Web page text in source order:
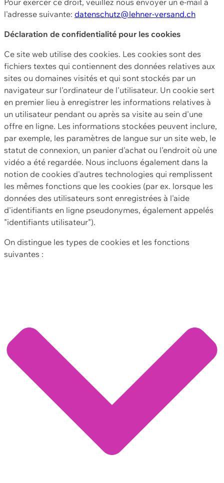
l'adresse suivante: datenschutz@lehner-versand.ch
Déclaration de confidentialité pour les cookies
Ce site web utilise des cookies. Les cookies sont des
fichiers textes qui contiennent des données relatives aux
sites ou domaines visités et qui sont stockés par un
navigateur sur l'ordinateur de l'utilisateur. Un cookie sert
en premier lieu à enregistrer les informations relatives à
un utilisateur pendant ou après sa visite au sein d'une
offre en ligne. Les informations stockées peuvent inclure,
par exemple, les paramètres de langue sur un site web, le
statut de connexion, un panier d'achat ou l'endroit où une
vidéo a été regardée. Nous incluons également dans la
notion de cookies d'autres technologies qui remplissent
les mêmes fonctions que les cookies (par ex. lorsque les
données des utilisateurs sont enregistrées à l'aide
d'identifiants en ligne pseudonymes, également appelés
"identifiants utilisateur").
On distingue les types de cookies et les fonctions
suivantes :